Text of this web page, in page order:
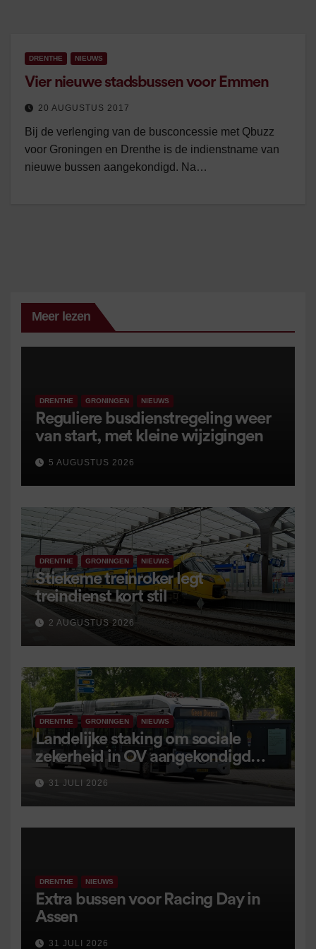
DRENTHE NIEUWS
Vier nieuwe stadsbussen voor Emmen
20 AUGUSTUS 2017
Bij de verlenging van de busconcessie met Qbuzz
voor Groningen en Drenthe is de indienstname van
nieuwe bussen aangekondigd. Na…
Meer lezen
DRENTHE GRONINGEN NIEUWS
Reguliere busdienstregeling weer
van start, met kleine wijzigingen
5 AUGUSTUS 2026
DRENTHE GRONINGEN NIEUWS
Stiekeme treinroker legt
treindienst kort stil
2 AUGUSTUS 2026
DRENTHE GRONINGEN NIEUWS
Landelijke staking om sociale
zekerheid in OV aangekondigd
voor 9 september
31 JULI 2026
DRENTHE NIEUWS
Extra bussen voor Racing Day in
Assen
31 JULI 2026